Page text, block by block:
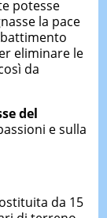
potesse
la pace
eliminare le
da
del
e sulla
da 15